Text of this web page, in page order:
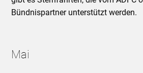
Bündnispartner unterstützt werden.
Mai